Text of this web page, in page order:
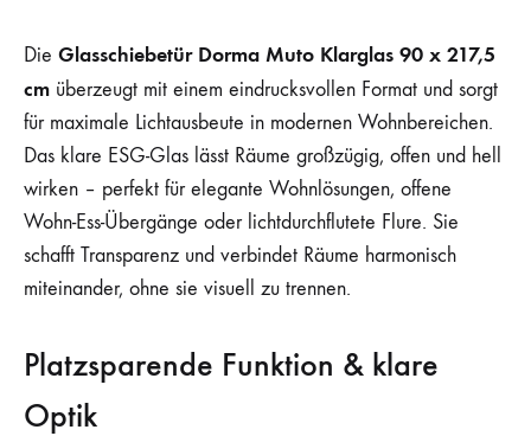
Die Glasschiebetür Dorma Muto Klarglas 90 x 217,5
cm überzeugt mit einem eindrucksvollen Format und sorgt
für maximale Lichtausbeute in modernen Wohnbereichen.
Das klare ESG-Glas lässt Räume großzügig, offen und hell
wirken – perfekt für elegante Wohnlösungen, offene
Wohn-Ess-Übergänge oder lichtdurchflutete Flure. Sie
schafft Transparenz und verbindet Räume harmonisch
miteinander, ohne sie visuell zu trennen.
Platzsparende Funktion & klare
Optik